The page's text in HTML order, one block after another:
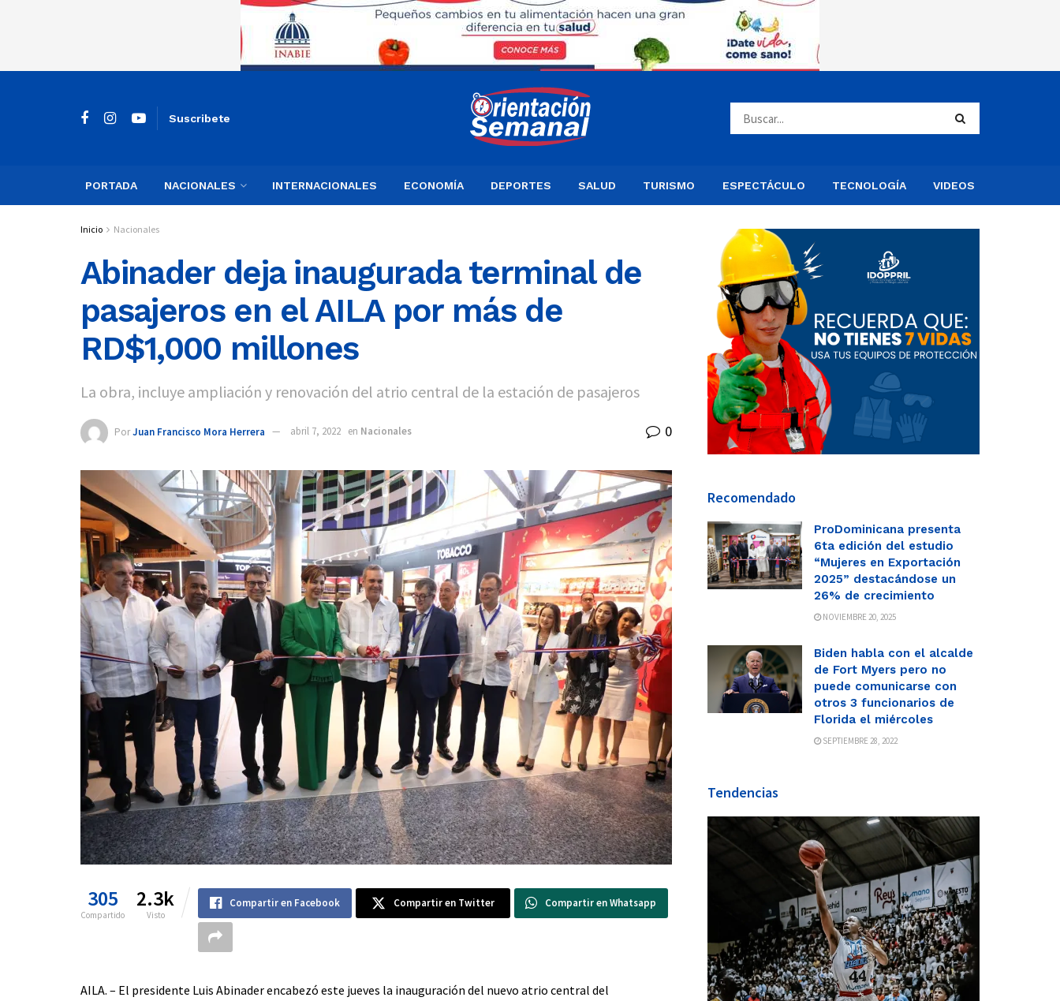
Suscribete
PORTADA NACIONALES INTERNACIONALES ECONOMÍA DEPORTES SALUD TURISMO ESPECTÁCULO TECNOLOGÍA VIDEOS
Inicio Nacionales
Abinader deja inaugurada terminal de
pasajeros en el AILA por más de
RD$1,000 millones
La obra, incluye ampliación y renovación del atrio central de la estación de pasajeros
PorJuan Francisco Mora Herrera abril 7, 2022 en Nacionales 0
305
Compartido
2.3k
Visto
Compartir en Facebook Compartir en Twitter Compartir en Whatsapp
AILA. – El presidente Luis Abinader encabezó este jueves la inauguración del nuevo atrio central del
Recomendado
ProDominicana presenta
6ta edición del estudio
“Mujeres en Exportación
2025” destacándose un
26% de crecimiento
NOVIEMBRE 20, 2025
Biden habla con el alcalde
de Fort Myers pero no
puede comunicarse con
otros 3 funcionarios de
Florida el miércoles
SEPTIEMBRE 28, 2022
Tendencias